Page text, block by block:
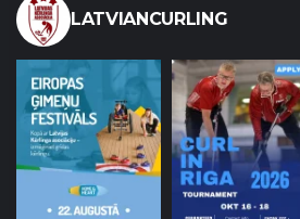
LATVIANCURLING